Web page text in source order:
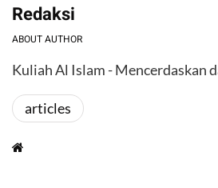
Redaksi
ABOUT AUTHOR
Kuliah Al Islam - Mencerdaskan
articles